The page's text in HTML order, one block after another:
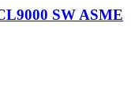
SW ASME